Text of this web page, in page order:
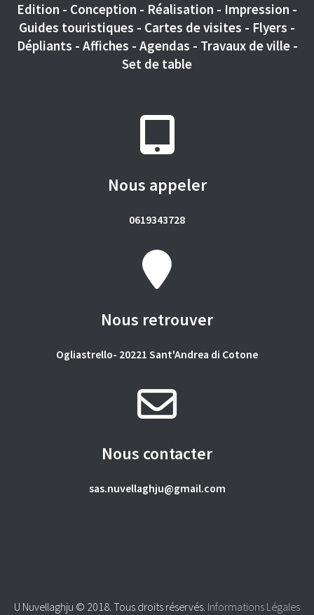
Edition - Conception - Réalisation - Impression -
Guides touristiques - Cartes de visites - Flyers -
Dépliants - Affiches - Agendas - Travaux de ville -
Set de table
Nous appeler
0619343728
Nous retrouver
Ogliastrello- 20221 Sant'Andrea di Cotone
Nous contacter
sas.nuvellaghju@gmail.com
U Nuvellaghju © 2018. Tous droits réservés. Informations Légales